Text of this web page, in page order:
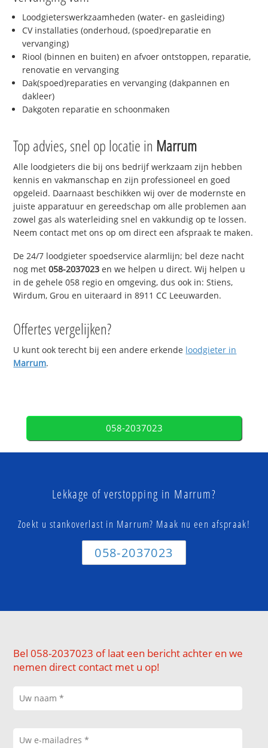
Loodgieterswerkzaamheden (water- en gasleiding)
CV installaties (onderhoud, (spoed)reparatie en
vervanging)
Riool (binnen en buiten) en afvoer ontstoppen, reparatie,
renovatie en vervanging
Dak(spoed)reparaties en vervanging (dakpannen en
dakleer)
Dakgoten reparatie en schoonmaken
Top advies, snel op locatie in Marrum
Alle loodgieters die bij ons bedrijf werkzaam zijn hebben
kennis en vakmanschap en zijn professioneel en goed
opgeleid. Daarnaast beschikken wij over de modernste en
juiste apparatuur en gereedschap om alle problemen aan
zowel gas als waterleiding snel en vakkundig op te lossen.
Neem contact met ons op om direct een afspraak te maken.
De 24/7 loodgieter spoedservice alarmlijn; bel deze nacht
nog met058-2037023 en we helpen u direct. Wij helpen u
in de gehele 058 regio en omgeving, dus ook in: Stiens,
Wirdum, Grou en uiteraard in 8911 CC Leeuwarden.
Offertes vergelijken?
U kunt ook terecht bij een andere erkende loodgieter in
Marrum.
058-2037023
Lekkage of verstopping in Marrum?
Zoekt u stankoverlast in Marrum? Maak nu een afspraak!
058-2037023
Bel 058-2037023 of laat een bericht achter en we
nemen direct contact met u op!